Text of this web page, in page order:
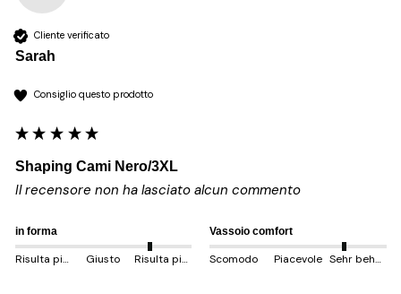
Cliente verificato
Sarah
Consiglio questo prodotto
Shaping Cami Nero/3XL
Il recensore non ha lasciato alcun commento
in forma
Risulta più piccolo Giusto Risulta più grande
Vassoio comfort
Scomodo Piacevole Sehr behem